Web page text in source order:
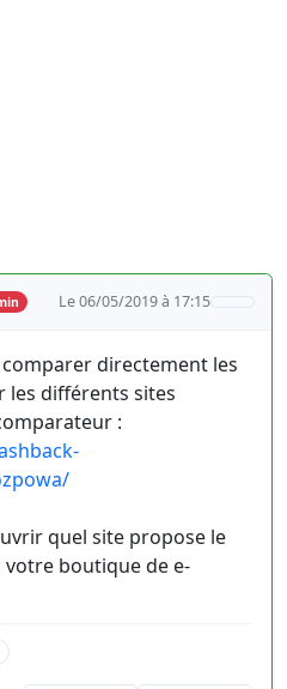
Le 06/05/2019 à 17:15
directement les
les différents sites
:
quel site propose le
boutique de e-